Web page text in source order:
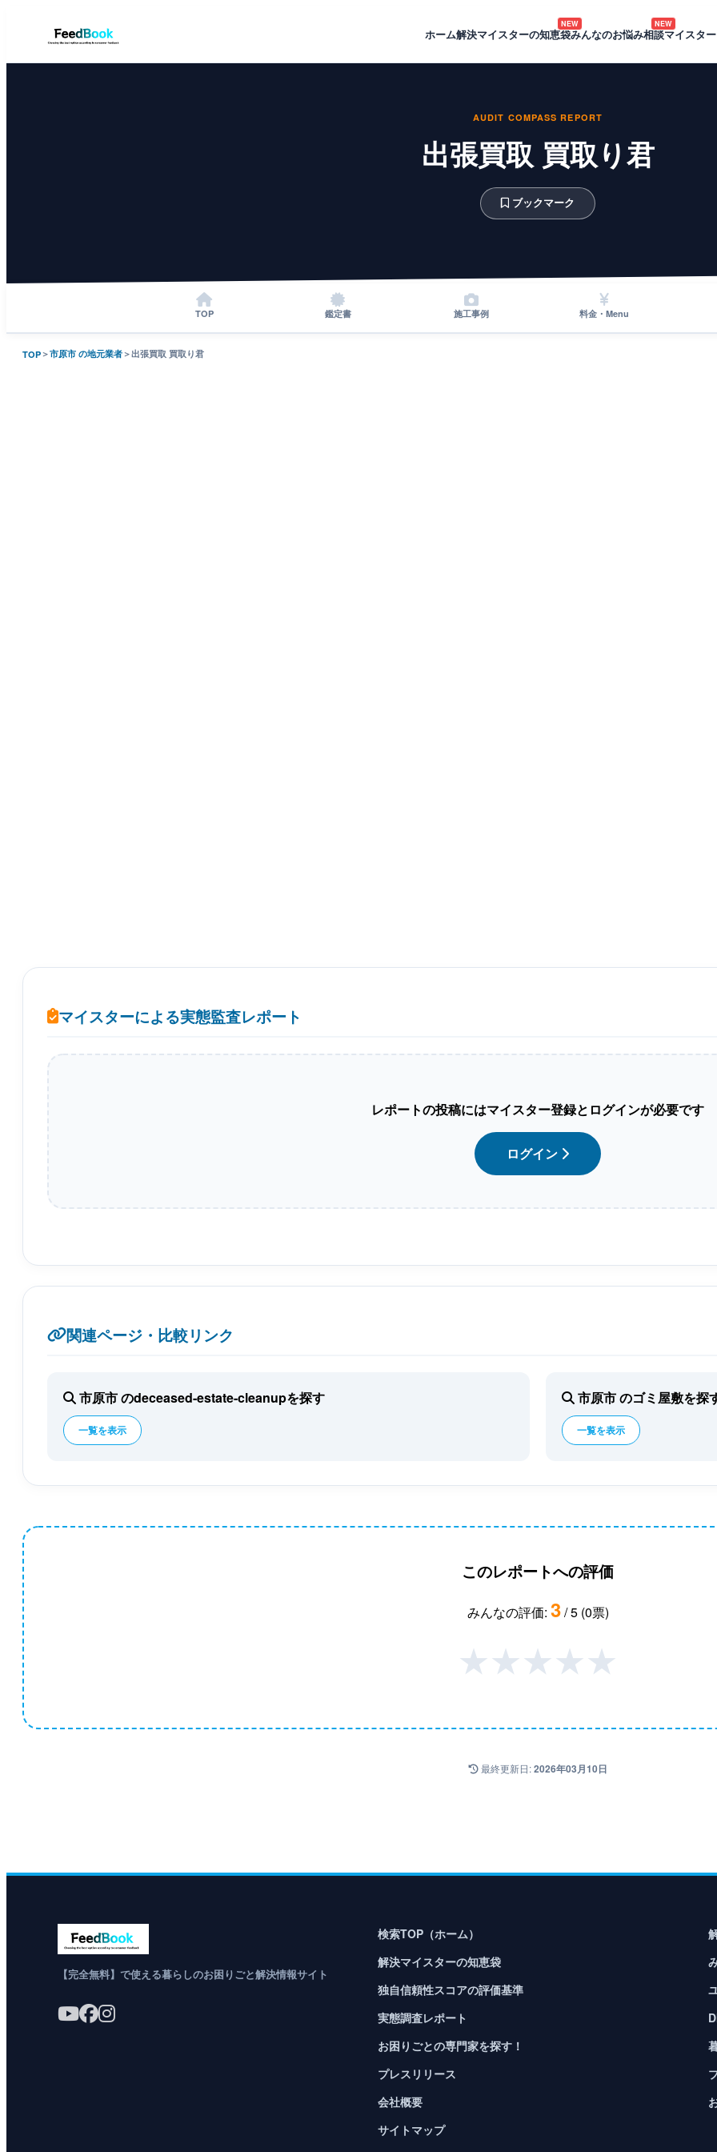
ホーム解決マイスターの知恵袋
NEW
みんなのお悩み相談
NEW
マイスタ
AUDIT COMPASS REPORT
出張買取 買取り君
ブックマーク
TOP 鑑定書 施工事例 料金・Menu
TOP＞市原市 の地元業者＞出張買取 買取り君
マイスターによる実態監査レポート
レポートの投稿にはマイスター登録とログインが必要です
ログイン
関連ページ・比較リンク
市原市 のdeceased-estate-cleanupを探す
一覧を表示
市原市 のゴミ屋敷を探
一覧を表示
このレポートへの評価
みんなの評価: 3/ 5 (0票)
★★★★★
最終更新日:2026年03月10日
【完全無料】で使える暮らしのお困りごと解決情報サイト
検索TOP（ホーム）
解決マイスターの知恵袋
独自信頼性スコアの評価基準
実態調査レポート
お困りごとの専門家を探す！
プレスリリース
会社概要
サイトマップ